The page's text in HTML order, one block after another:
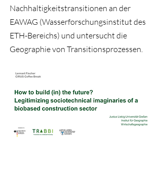
Nachhaltigkeitstransitionen an der
EAWAG (Wasserforschungsinstitut des
ETH-Bereichs) und untersucht die
Geographie von Transitionsprozessen.